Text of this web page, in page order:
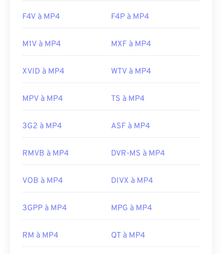
F4V à MP4 F4P à MP4
M1V à MP4 MXF à MP4
XVID à MP4 WTV à MP4
MPV à MP4 TS à MP4
3G2 à MP4 ASF à MP4
RMVB à MP4 DVR-MS à MP4
VOB à MP4 DIVX à MP4
3GPP à MP4 MPG à MP4
RM à MP4 QT à MP4